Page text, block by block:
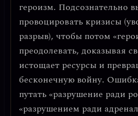
героизм. Подсознательно
провоцировать кризисы
разрыв), чтобы потом
преодолевать, доказывая
истощает ресурсы и
бесконечную войну.
путать «разрушение ради
«разрушением ради